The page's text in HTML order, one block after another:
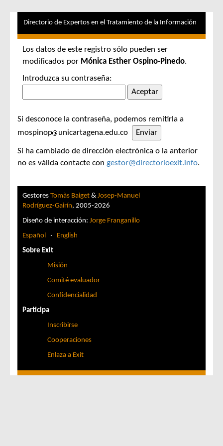
Directorio de Expertos en el Tratamiento de la Información
Los datos de este registro sólo pueden ser
modificados por Mónica Esther Ospino-Pinedo.
Introduzca su contraseña:
Si desconoce la contraseña, podemos remitirla a
mospinop
unicartagena.edu.co
Si ha cambiado de dirección electrónica o la anterior
no es válida contacte con gestor@directorioexit.info.
Gestores Tomàs Baiget & Josep-Manuel
Rodríguez-Gairín, 2005-2026
Diseño de interacción: Jorge Franganillo
Español · English
Sobre Exit
Misión
Comité evaluador
Confidencialidad
Participa
Inscribirse
Cooperaciones
Enlaza a Exit